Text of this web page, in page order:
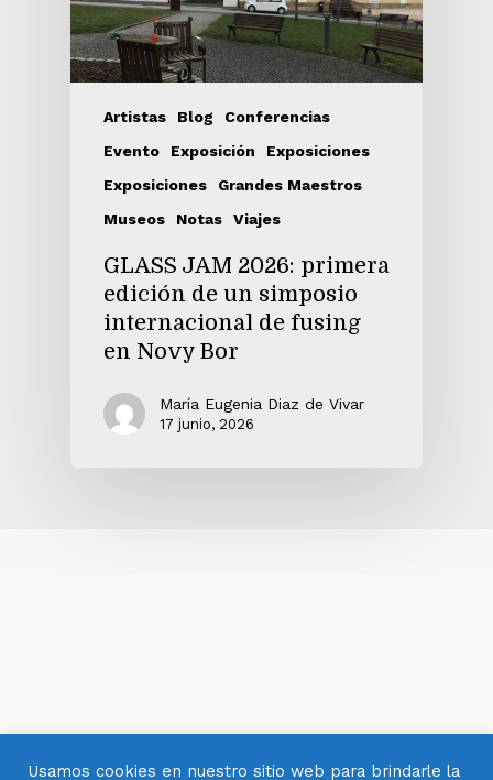
Artistas Blog
Conferencias
Evento
Exposición
Exposiciones
Exposiciones
Grandes Maestros
Museos
Notas Viajes
GLASS JAM 2026: primera
edición de un simposio
internacional de fusing
en Novy Bor
María Eugenia Diaz de Vivar
17 junio, 2026
Usamos cookies en nuestro sitio web para brindarle la